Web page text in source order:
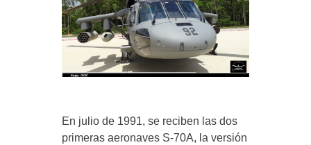
En julio de 1991, se reciben las dos
primeras aeronaves S-70A, la versión